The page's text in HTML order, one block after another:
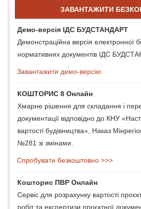
ЗАВАНТАЖИТИ
Демо-версія ІДС БУДСТАНДАРТ
Демонстраційна версія електронної
нормативних документів ІДС
Завантажити демо-версію
КОШТОРИС 8 Онлайн
Хмарне рішення для складання і
документації відповідно до КНУ
вартості будівництва», Наказ
№281 зі змінами.
Спробувати безкоштовно >>>
Кошторис ПВР Онлайн
Сервіс для розрахунку вартості
робіт та експертизи проєктної